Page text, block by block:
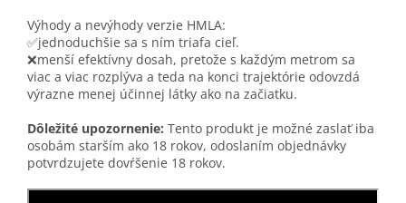
Výhody a nevýhody verzie HMLA:
✅jednoduchšie sa s ním triafa cieľ.
❌menší efektívny dosah, pretože s každým metrom sa
viac a viac rozplýva a teda na konci trajektórie odovzdá
výrazne menej účinnej látky ako na začiatku.
Dôležité upozornenie: Tento produkt je možné zaslať iba
osobám starším ako 18 rokov, odoslaním objednávky
potvrdzujete dovŕšenie 18 rokov.